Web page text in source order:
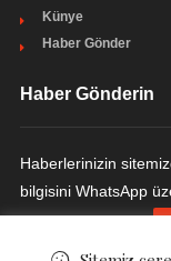
Künye
Haber Gönder
Haber Gönderin
Haberlerinizin
bilgisini WhatsApp